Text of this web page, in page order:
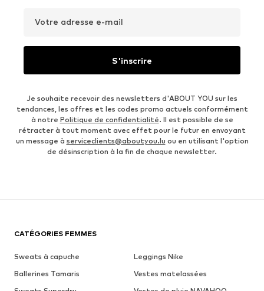
Votre adresse e-mail
S'inscrire
Je souhaite recevoir des newsletters d'ABOUT YOU sur les
tendances, les offres et les codes promo actuels conformément
à notre Politique de confidentialité. Il est possible de se
rétracter à tout moment avec effet pour le futur en envoyant
un message à serviceclients@aboutyou.lu ou en utilisant l'option
de désinscription à la fin de chaque newsletter.
CATÉGORIES FEMMES
Sweats à capuche
Leggings Nike
Ballerines Tamaris
Vestes matelassées